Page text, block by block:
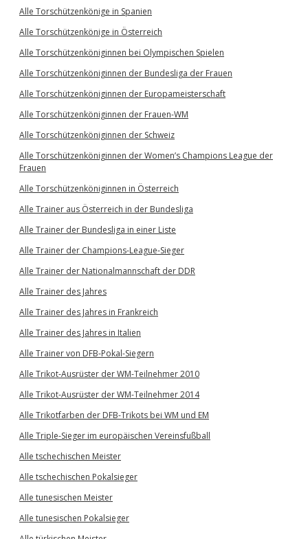
Alle Torschützenkönige in Spanien
Alle Torschützenkönige in Österreich
Alle Torschützenköniginnen bei Olympischen Spielen
Alle Torschützenköniginnen der Bundesliga der Frauen
Alle Torschützenköniginnen der Europameisterschaft
Alle Torschützenköniginnen der Frauen-WM
Alle Torschützenköniginnen der Schweiz
Alle Torschützenköniginnen der Women’s Champions League der
Frauen
Alle Torschützenköniginnen in Österreich
Alle Trainer aus Österreich in der Bundesliga
Alle Trainer der Bundesliga in einer Liste
Alle Trainer der Champions-League-Sieger
Alle Trainer der Nationalmannschaft der DDR
Alle Trainer des Jahres
Alle Trainer des Jahres in Frankreich
Alle Trainer des Jahres in Italien
Alle Trainer von DFB-Pokal-Siegern
Alle Trikot-Ausrüster der WM-Teilnehmer 2010
Alle Trikot-Ausrüster der WM-Teilnehmer 2014
Alle Trikotfarben der DFB-Trikots bei WM und EM
Alle Triple-Sieger im europäischen Vereinsfußball
Alle tschechischen Meister
Alle tschechischen Pokalsieger
Alle tunesischen Meister
Alle tunesischen Pokalsieger